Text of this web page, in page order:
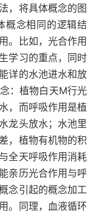
，将具体概念的图
概念相同的逻辑结
。比如，光合作用
学习的重点，同时
详的水池进水和放
：植物白天M行光
，而呼吸作用是植
龙头放水；水池里
，植物有机物的积
全天呼吸作用消耗
亲历光合作用与呼
念引起的概念加工
。同理，血液循环